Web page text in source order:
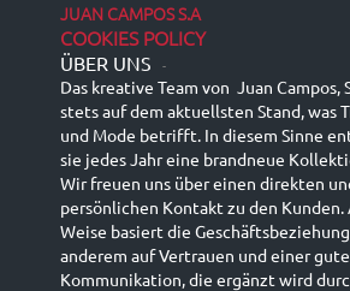
JUAN CAMPOS S.A
COOKIES POLICY
ÜBER UNS -
Das kreative Team von Juan Campos,
stets auf dem aktuellsten Stand, was
und Mode betrifft. In diesem Sinne
sie jedes Jahr eine brandneue
Wir freuen uns über einen direkten
persönlichen Kontakt zu den Kunden.
Weise basiert die
anderem auf Vertrauen und einer
Kommunikation, die ergänzt wird